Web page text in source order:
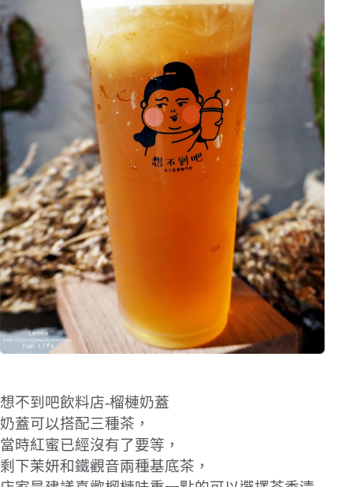
想不到吧飲料店-榴槤奶蓋
奶蓋可以搭配三種茶，
當時紅蜜已經沒有了要等，
剩下茉妍和鐵觀音兩種基底茶，